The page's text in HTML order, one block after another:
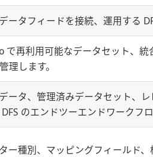
ータフィードを接続、運用する
で再利用可能なデータセット、
理します。
ータ、管理済みデータセット、
のエンドツーエンドワークフロ
ー種別、マッピングフィールド、